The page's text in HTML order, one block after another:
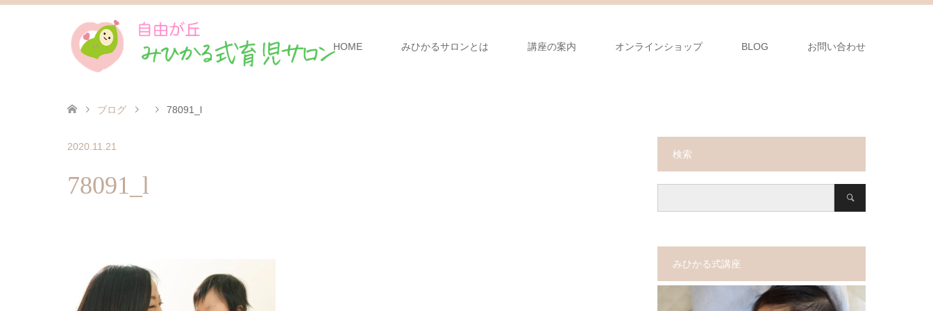
HOME みひかるサロンとは 講座の案内 オンラインショップ BLOG お問い合わせ
ブログ 78091_l
2020.11.21
78091_l
検索
みひかる式講座